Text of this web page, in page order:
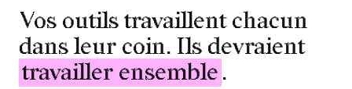
Vos outils travaillent chacun
dans leur coin. Ils devraient
travailler ensemble.